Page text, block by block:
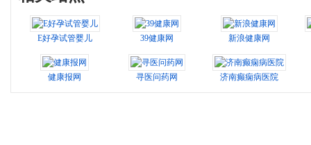
E好孕试管婴儿 39健康网 新浪健康网
健康报网 寻医问药网 济南癫痫病医院